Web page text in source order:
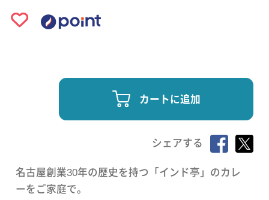
カートに追加
シェアする
名古屋創業30年の歴史を持つ「インド亭」のカレ
ーをご家庭で。